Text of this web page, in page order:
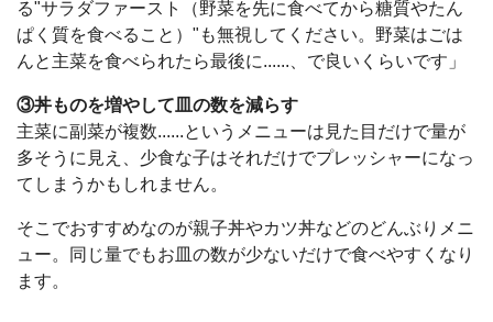
る"サラダファースト（野菜を先に食べてから糖質やたん
ぱく質を食べること）"も無視してください。野菜はごは
んと主菜を食べられたら最後に......、で良いくらいです」
③丼ものを増やして皿の数を減らす
主菜に副菜が複数......というメニューは見た目だけで量が
多そうに見え、少食な子はそれだけでプレッシャーになっ
てしまうかもしれません。
そこでおすすめなのが親子丼やカツ丼などのどんぶりメニ
ュー。同じ量でもお皿の数が少ないだけで食べやすくなり
ます。